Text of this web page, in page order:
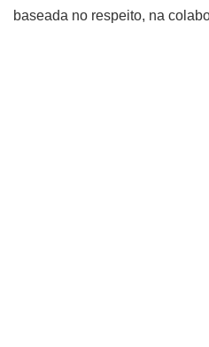
baseada no respeito, na